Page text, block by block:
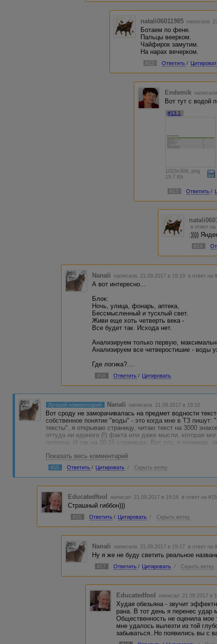
natali06011985 написала
Ботаем по фене.
Пальцы веерком.
Чайфирок замутим.
На нарах вечерком.
#12 Ответить /
Endemik
Вот тут с водой
#13.1
1023x306, png
19.7 Kb
#13 Ответить /
в ответ
:))))
#14
Nanali написала 21.09.2017 в 19:19 в ответ на
А вот интересно...
Блок:
Ночь, улица, фонарь, аптека,
Бессмысленный и тусклый свет.
Живи еще хоть четверть века -
Все будет так. Исхода нет.
Анализируем только первую,
Анализируем все четверостишие - воды
Где логика?....
#18 Ответить / Цитировать
Лучший комментарий Nanali написала 21.09.2017 в 19:10
Вот сроду не заморачивалась на предмет водности
собственное понятие "воды" - это когда мне в ТЗ
тексты", я открываю страницу, читаю текст на 3000
оттуда ни единого (!) факта или даже мысли, которая
полезна. И так на 10-15 страницах. Вот это, я понимаю,
Ну например:
"Производство игрушек для детей требует особого,
Производители чаще всего применяют привычные и
детской радостью материалы, не несущие угрозы
игрушками. Инновационные материалы следует
их компоненты еще не прошли необходимого испытания
классические технологии при создании механических и
не допускает несчастных случаев при игре.
хорошо знаете. Выбирайте любимые вашими детьми
Показать весь комментарий
#15 Ответить / Цитировать / Скрыть ветку
Educatedfool написал 21.09.2017 в 19:16 в ответ на #15
Страшный гиббон)))
#16 Ответить / Цитировать / Скрыть ветку
Nanali написала 21.09.2017 в 19:17 в ответ на
Ну я же не буду светить реальное
#17 Ответить / Цитировать / Скрыть ветку
Educatedfool написал 21.09.2017 в
Худая обезьяна - звучит
рана. В тот день я перенес удар
Общественность не оценила
мне удалось вылезти из той
забываться..Но появились вы с